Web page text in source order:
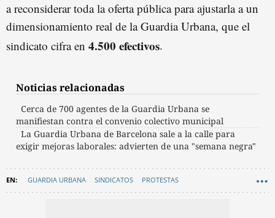
a reconsiderar toda la oferta pública para ajustarla a un
dimensionamiento real de la Guardia Urbana, que el
sindicato cifra en 4.500 efectivos.
Noticias relacionadas
Cerca de 700 agentes de la Guardia Urbana se
manifiestan contra el convenio colectivo municipal
La Guardia Urbana de Barcelona sale a la calle para
exigir mejoras laborales: advierten de una "semana negra"
GUARDIA URBANA SINDICATOS PROTESTAS